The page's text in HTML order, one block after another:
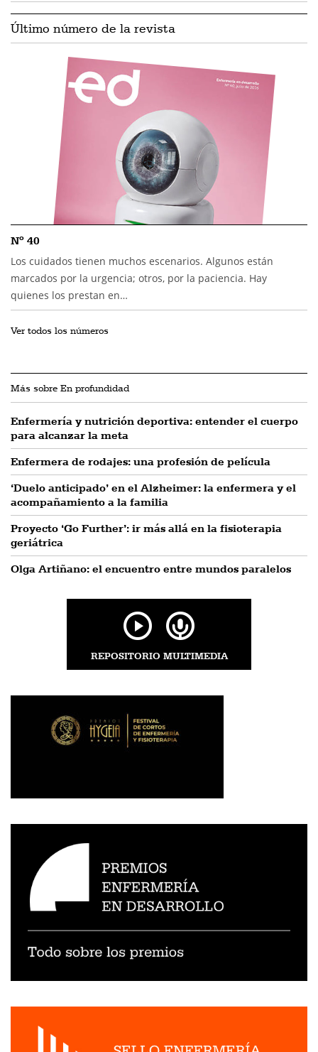
Último número de la revista
Nº 40
Los cuidados tienen muchos escenarios. Algunos están
marcados por la urgencia; otros, por la paciencia. Hay
quienes los prestan en…
Ver todos los números
Más sobre En profundidad
Enfermería y nutrición deportiva: entender el cuerpo
para alcanzar la meta
Enfermera de rodajes: una profesión de película
‘Duelo anticipado’ en el Alzheimer: la enfermera y el
acompañamiento a la familia
Proyecto ‘Go Further’: ir más allá en la fisioterapia
geriátrica
Olga Artiñano: el encuentro entre mundos paralelos
REPOSITORIO MULTIMEDIA